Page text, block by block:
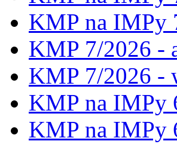
KMP na IMPy
KMP 7/2026 -
KMP 7/2026 -
KMP na IMPy
KMP na IMPy